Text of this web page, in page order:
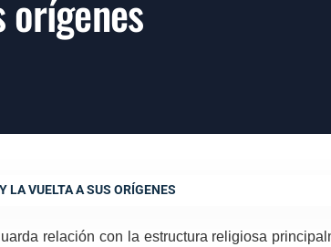
orígenes
LA VUELTA A SUS ORÍGENES
relación con la estructura religiosa